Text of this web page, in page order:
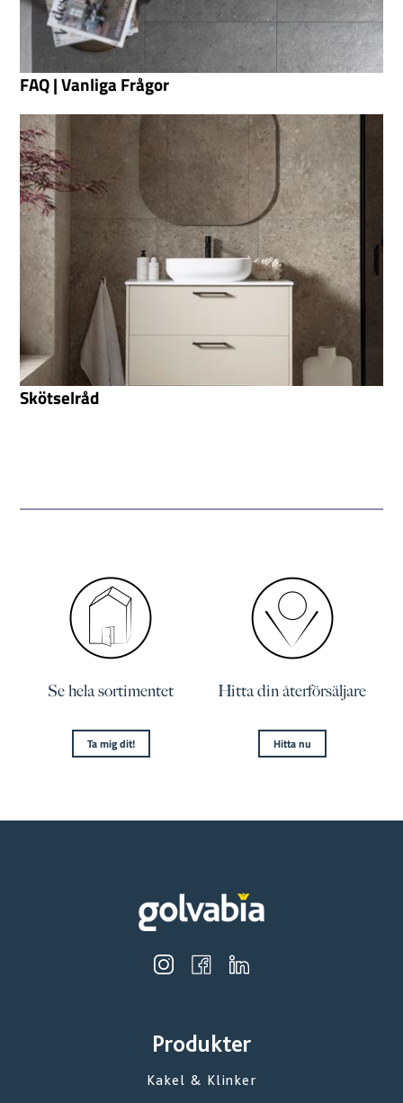
FAQ | Vanliga Frågor
Skötselråd
Se hela sortimentet
Ta mig dit!
Hitta din återförsäljare
Hitta nu
Produkter
Kakel & Klinker